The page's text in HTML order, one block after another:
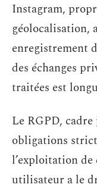
Instagram,
géolocalisation,
enregistrement
des échanges
traitées est
Le RGPD,
obligations
l’exploitation
utilisateur a le